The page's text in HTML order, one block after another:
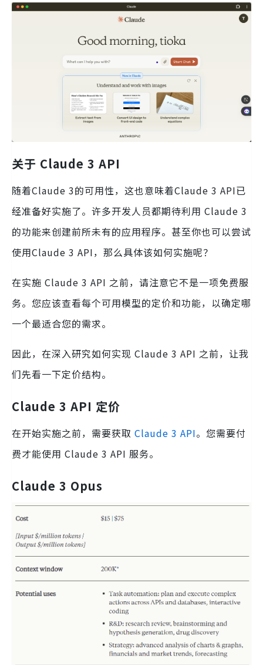
关于 Claude 3 API
随着Claude 3的可用性，这也意味着Claude 3 API已
经准备好实施了。许多开发人员都期待利用 Claude 3
的功能来创建前所未有的应用程序。甚至你也可以尝试
使用Claude 3 API，那么具体该如何实施呢？
在实施 Claude 3 API 之前，请注意它不是一项免费服
务。您应该查看每个可用模型的定价和功能，以确定哪
一个最适合您的需求。
因此，在深入研究如何实现 Claude 3 API 之前，让我
们先看一下定价结构。
Claude 3 API 定价
在开始实施之前，需要获取 Claude 3 API。您需要付
费才能使用 Claude 3 API 服务。
Claude 3 Opus